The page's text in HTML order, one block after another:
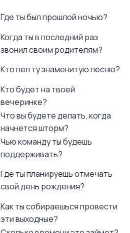
Где ты был прошлой ночью?
Когда ты в последний раз
звонил своим родителям?
Кто пел ту знаменитую песню?
Кто будет на твоей
вечеринке?
Что вы будете делать, когда
начнется шторм?
Чью команду ты будешь
поддерживать?
Где ты планируешь отмечать
свой день рождения?
Как ты собираешься провести
эти выходные?